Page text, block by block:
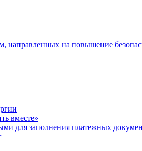
на повышение
вместе»
для заполнения платежных